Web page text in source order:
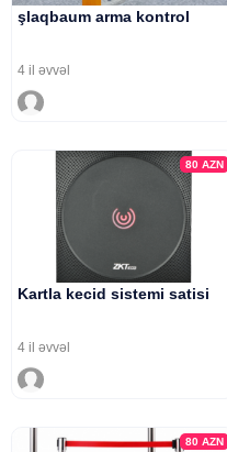
şlaqbaum arma kontrol
4 il əvvəl
80AZN
Kartla kecid sistemi satisi
4 il əvvəl
80AZN